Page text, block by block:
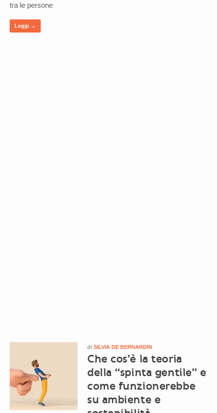
tra le persone
Leggi →
di SILVIA DE BERNARDIN
Che cos’è la teoria
della “spinta gentile” e
come funzionerebbe
su ambiente e